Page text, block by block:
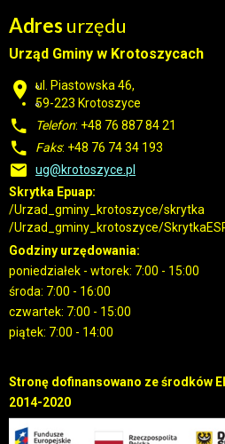
Adres urzędu
Urząd Gminy w Krotoszycach
ul. Piastowska 46,
59-223 Krotoszyce
Telefon: +48 76 887 84 21
Faks: +48 76 74 34 193
ug@krotoszyce.pl
Skrytka Epuap:
/Urzad_gminy_krotoszyce/skrytka
/Urzad_gminy_krotoszyce/
Godziny urzędowania:
poniedziałek - wtorek: 7:00 - 15:00
środa: 7:00 - 16:00
czwartek: 7:00 - 15:00
piątek: 7:00 - 14:00
Stronę dofinansowano ze środków
2014-2020